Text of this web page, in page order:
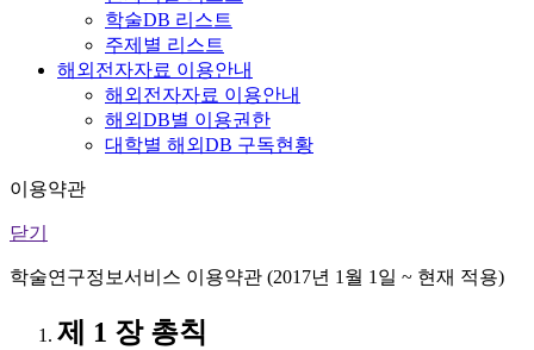
학술DB 리스트
주제별 리스트
해외전자자료 이용안내
해외전자자료 이용안내
해외DB별 이용권한
대학별 해외DB 구독현황
이용약관
닫기
학술연구정보서비스 이용약관 (2017년 1월 1일 ~ 현재 적용)
제 1 장 총칙